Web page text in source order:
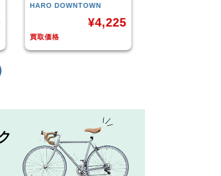
KUWAHARAKZ-01 2015年
買取価格
¥11,000